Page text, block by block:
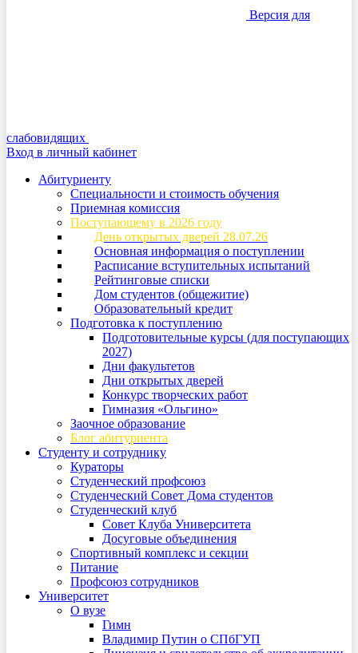
Версия для
слабовидящих
Вход в личный кабинет
Абитуриенту
Специальности и стоимость обучения
Приемная комиссия
Поступающему в 2026 году
День открытых дверей 28.07.26
Основная информация о поступлении
Расписание вступительных испытаний
Рейтинговые списки
Дом студентов (общежитие)
Образовательный кредит
Подготовка к поступлению
Подготовительные курсы (для поступающих
2027)
Дни факультетов
Дни открытых дверей
Конкурс творческих работ
Гимназия «Ольгино»
Заочное образование
Блог абитуриента
Студенту и сотруднику
Кураторы
Студенческий профсоюз
Студенческий Совет Дома студентов
Студенческий клуб
Совет Клуба Университета
Досуговые объединения
Спортивный комплекс и секции
Питание
Профсоюз сотрудников
Университет
О вузе
Гимн
Владимир Путин о СПбГУП